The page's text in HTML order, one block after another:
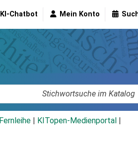
KI-Chatbot Mein Konto
Fernleihe KITopen-Medienportal